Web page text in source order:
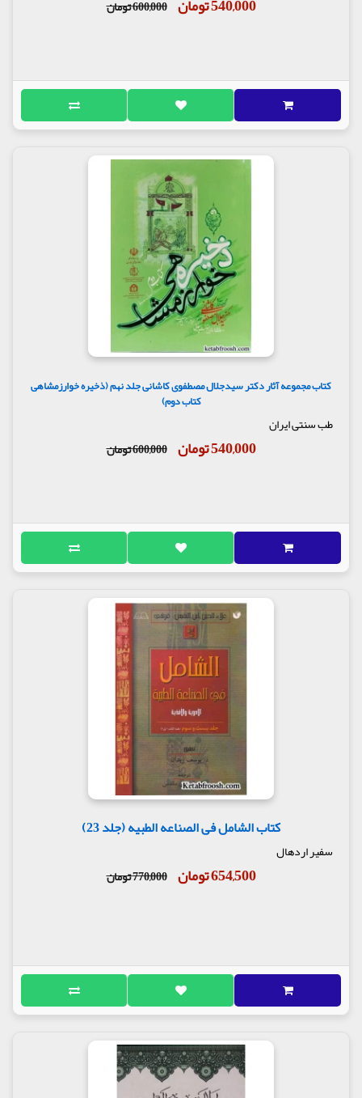
600,000 تومان
کتاب مجموعه آثار دکتر سیدجلال مصطفوی کاشانی جلد نهم (ذخیره خوارزمشاهی
کتاب دوم)
طب سنتی ایران
540,000 تومان 600,000 تومان
کتاب الشامل فی الصناعه الطبیه (جلد 23)
سفیر اردهال
654,500 تومان 770,000 تومان